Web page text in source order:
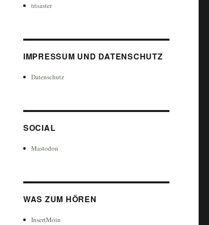
trisaster
IMPRESSUM UND DATENSCHUTZ
Datenschutz
SOCIAL
Mastodon
WAS ZUM HÖREN
InsertMoin